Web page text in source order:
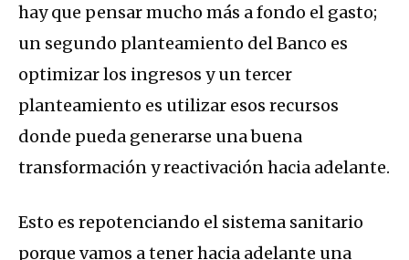
hay que pensar mucho más a fondo el gasto;
un segundo planteamiento del Banco es
optimizar los ingresos y un tercer
planteamiento es utilizar esos recursos
donde pueda generarse una buena
transformación y reactivación hacia adelante.
Esto es repotenciando el sistema sanitario
porque vamos a tener hacia adelante una